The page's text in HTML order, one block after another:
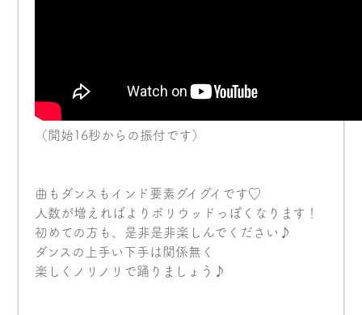
（開始16秒からの振付です）
曲もダンスもインド要素グイグイです♡
人数が増えればよりボリウッドっぽくなります！
初めての方も、是非是非楽しんでください♪
ダンスの上手い下手は関係無く
楽しくノリノリで踊りましょう♪